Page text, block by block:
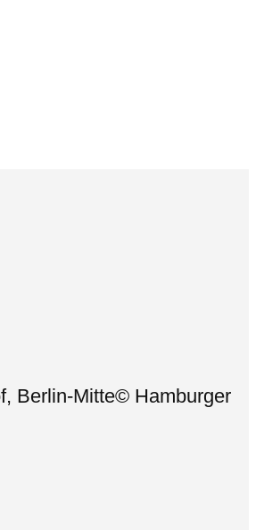
Berlin-Mitte© Hamburger